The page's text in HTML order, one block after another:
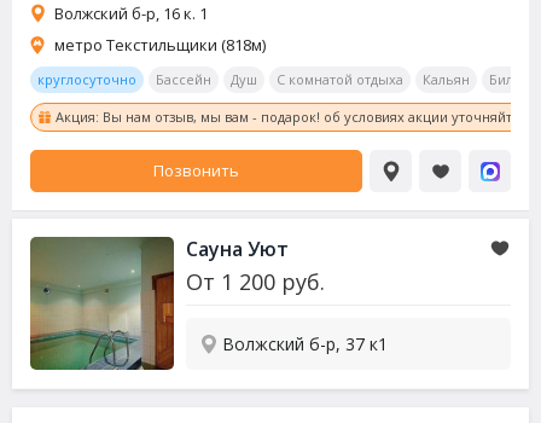
Волжский б-р, 16 к. 1
метро Текстильщики (818м)
круглосуточно Бассейн Душ С комнатой отдыха Кальян
Акция: Вы нам отзыв, мы вам - подарок! об условиях акции уточняйте у
Позвонить
Сауна Уют
От 1 200 руб.
Волжский б-р, 37 к1